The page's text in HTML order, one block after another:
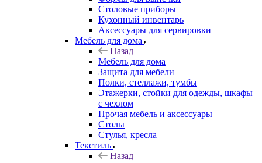
Столовые приборы
Кухонный инвентарь
Аксессуары для сервировки
Мебель для дома
Назад
Мебель для дома
Защита для мебели
Полки, стеллажи, тумбы
Этажерки, стойки для одежды, шкафы
с чехлом
Прочая мебель и аксессуары
Столы
Стулья, кресла
Текстиль
Назад